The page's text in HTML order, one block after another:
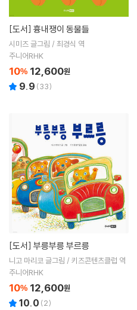
[도서] 흉내쟁이 동물들
시미즈 글그림 / 최경식 역
주니어RHK
10% 12,600원
9.9 (33)
[도서] 부릉부릉 부르릉
니고 마리코 글그림 / 키즈콘텐츠클럽 역
주니어RHK
10% 12,600원
10.0 (2)